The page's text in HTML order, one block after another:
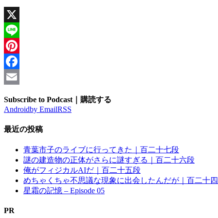
X
Line
Pinterest
Facebook
Subscribe to Podcast｜購読する
Androidby EmailRSS
最近の投稿
青葉市子のライブに行ってきた｜百二十七段
謎の建造物の正体がさらに謎すぎる｜百二十六段
俺がフィジカルAIだ｜百二十五段
めちゃくちゃ不思議な現象に出会したんだが｜百二十
星霜の記憶 – Episode 05
PR